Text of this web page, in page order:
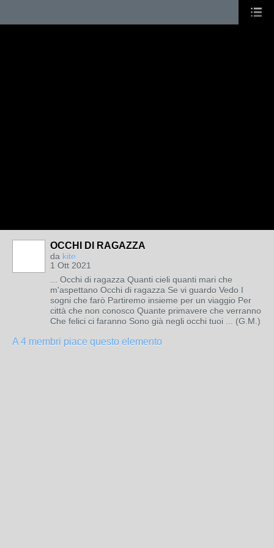
OCCHI DI RAGAZZA
da kite
1 Ott 2021
... Occhi di ragazza Quanti cieli quanti mari che
m'aspettano Occhi di ragazza Se vi guardo Vedo I
sogni che farò Partiremo insieme per un viaggio Per
città che non conosco Quante primavere che verranno
Che felici ci faranno Sono già negli occhi tuoi ... (G.M.)
A 4 membri piace questo elemento